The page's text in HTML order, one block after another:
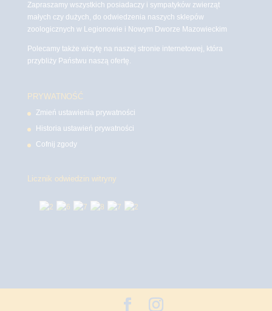
Zapraszamy wszystkich posiadaczy i sympatyków zwierząt
małych czy dużych, do odwiedzenia naszych sklepów
zoologicznych w Legionowie i Nowym Dworze Mazowieckim
Polecamy także wizytę na naszej stronie internetowej, która
przybliży Państwu naszą ofertę.
PRYWATNOŚĆ
Zmień ustawienia prywatności
Historia ustawień prywatności
Cofnij zgody
Licznik odwiedzin witryny